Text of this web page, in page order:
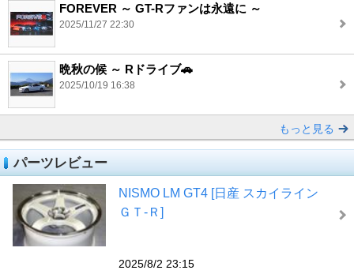
FOREVER ～ GT-Rファンは永遠に ～
2025/11/27 22:30
晩秋の候 ～ Rドライブ🚗
2025/10/19 16:38
もっと見る
パーツレビュー
NISMO LM GT4 [日産 スカイライン
ＧＴ‐Ｒ]
2025/8/2 23:15